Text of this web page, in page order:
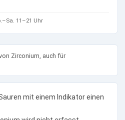
11–21 Uhr
Zirconium, auch für
mit einem Indikator einen